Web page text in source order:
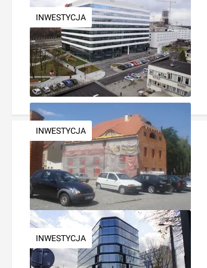
INWESTYCJA
INWESTYCJA
INWESTYCJA